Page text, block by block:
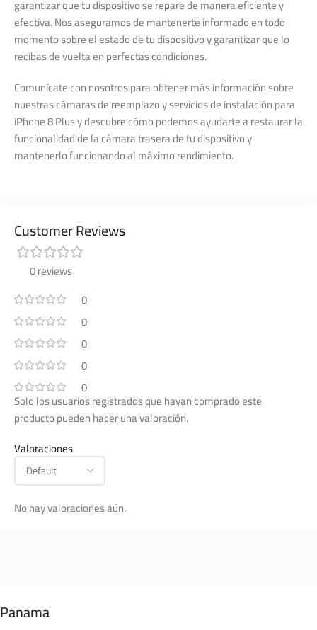
garantizar que tu dispositivo se repare de manera eficiente y
efectiva. Nos aseguramos de mantenerte informado en todo
momento sobre el estado de tu dispositivo y garantizar que lo
recibas de vuelta en perfectas condiciones.
Comunícate con nosotros para obtener más información sobre
nuestras cámaras de reemplazo y servicios de instalación para
iPhone 8 Plus y descubre cómo podemos ayudarte a restaurar la
funcionalidad de la cámara trasera de tu dispositivo y
mantenerlo funcionando al máximo rendimiento.
Customer Reviews
0 reviews
0
0
0
0
0
Valoraciones
No hay valoraciones aún.
Solo los usuarios registrados que hayan comprado este
producto pueden hacer una valoración.
Panama